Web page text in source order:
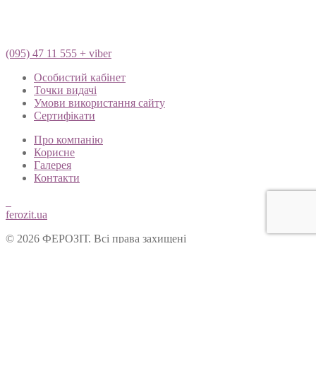
(095) 47 11 555 + viber
Особистий кабінет
Точки видачі
Умови використання сайту
Сертифікати
Про компанію
Корисне
Галерея
Контакти
ferozit.ua
© 2026 ФЕРОЗІТ. Всі права захищені